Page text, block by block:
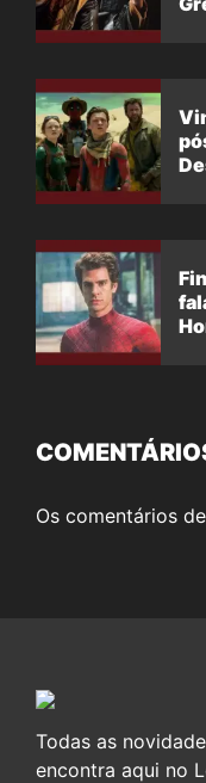
Os comentários
Todas as
encontra aqui no